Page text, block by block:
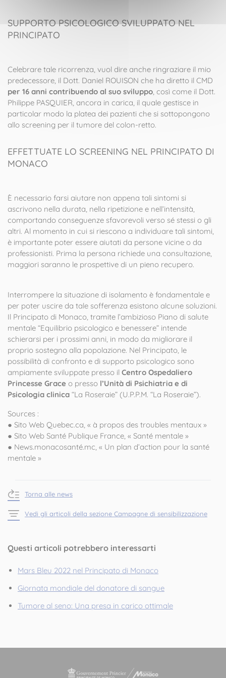
SUPPORTO PSICOLOGICO SVILUPPATO NEL
PRINCIPATO
Celebrare tale ricorrenza, vuol dire anche ringraziare il mio
predecessore, il Dott. Daniel ROUISON che ha diretto il CMD
per 16 anni contribuendo al suo sviluppo, così come il Dott.
Philippe PASQUIER, ancora in carica, il quale gestisce in
particolar modo la platea dei pazienti che si sottopongono
allo screening per il tumore del colon-retto.
EFFETTUATE LO SCREENING NEL PRINCIPATO DI
MONACO
È necessario farsi aiutare non appena tali sintomi si
ascrivono nella durata, nella ripetizione e nell’intensità,
comportando conseguenze sfavorevoli verso sé stessi o gli
altri. Al momento in cui si riescono a individuare tali sintomi,
è importante poter essere aiutati da persone vicine o da
professionisti. Prima la persona richiede una consultazione,
maggiori saranno le prospettive di un pieno recupero.
Interrompere la situazione di isolamento è fondamentale e
per poter uscire da tale sofferenza esistono alcune soluzioni.
Il Principato di Monaco, tramite l’ambizioso Piano di salute
mentale “Equilibrio psicologico e benessere” intende
schierarsi per i prossimi anni, in modo da migliorare il
proprio sostegno alla popolazione. Nel Principato, le
possibilità di confronto e di supporto psicologico sono
ampiamente sviluppate presso il Centro Ospedaliero
Princesse Grace o presso l’Unità di Psichiatria e di
Psicologia clinica “La Roseraie” (U.P.P.M. “La Roseraie”).
Sources :
● Sito Web Quebec.ca, « à propos des troubles mentaux »
● Sito Web Santé Publique France, « Santé mentale »
● News.monacosanté.mc, « Un plan d’action pour la santé
mentale »
Torna alle news
Vedi gli articoli della sezione Campagne di sensibilizzazione
Questi articoli potrebbero interessarti
Mars Bleu 2022 nel Principato di Monaco
Giornata mondiale del donatore di sangue
Tumore al seno: Una presa in carico ottimale